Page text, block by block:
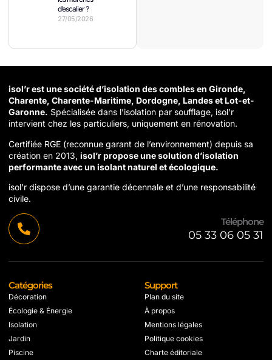
d’escalier ?
27/05/2026
isol’r est une société d’isolation des combles en Gironde,
Charente, Charente-Maritime, Dordogne, Landes et Lot-et-
Garonne. Spécialisée dans l’isolation par soufflage, isol’r
intervient chez les particuliers, uniquement en rénovation.
Certifiée RGE (reconnue garant de l’environnement) depuis sa
création en 2013, isol’r propose une solution d’isolation
performante avec un isolant naturel et écologique.
isol’r dispose d’une garantie décennale et d’une responsabilité
civile.
Téléphone
05 33 06 05 31
Catégories
Décoration
Écologie & Énergie
Isolation
Jardin
Piscine
Support
Plan du site
À propos
Mentions légales
Politique cookies
Charte éditoriale